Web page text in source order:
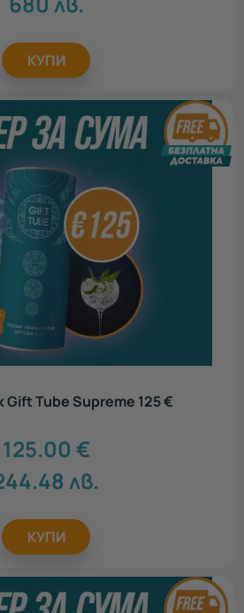
КУПИ
Gift Tube Supreme 125 €
125.00 €
лв.
КУПИ